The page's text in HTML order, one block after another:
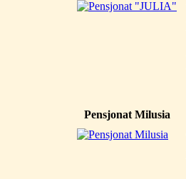
Pensjonat Milusia